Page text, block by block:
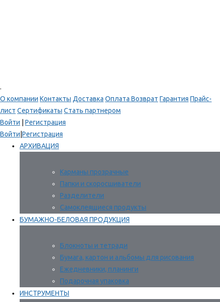
.
О компании Контакты Доставка Оплата Возврат Гарантия Прайс-
лист Сертификаты Стать партнером
Войти
Регистрация
Войти Регистрация
АРХИВАЦИЯ
Карманы прозрачные
Папки и скоросшиватели
Разделители
Самоклеящиеся продукты
БУМАЖНО-БЕЛОВАЯ ПРОДУКЦИЯ
Блокноты и тетради
Бумага, картон и альбомы для рисования
Ежедневники, планинги
Подарочная упаковка
ИНСТРУМЕНТЫ